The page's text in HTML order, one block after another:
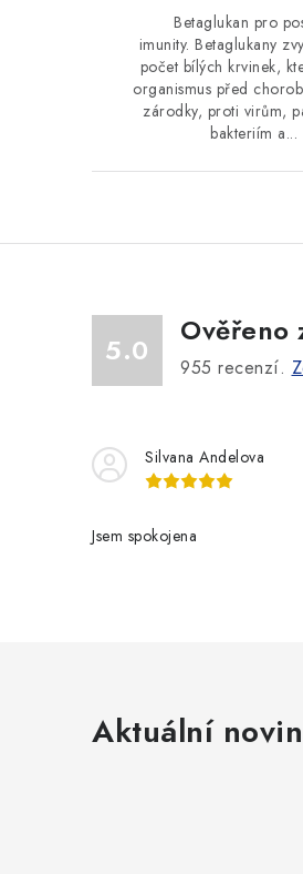
Betaglukan pro
imunity. Betaglukany
počet bílých krvinek,
organismus před
zárodky, proti virům,
bakteriím a...
5.0
Ověřeno
955 recenzí.
Silvana Andelova
Jsem spokojena
Aktuální